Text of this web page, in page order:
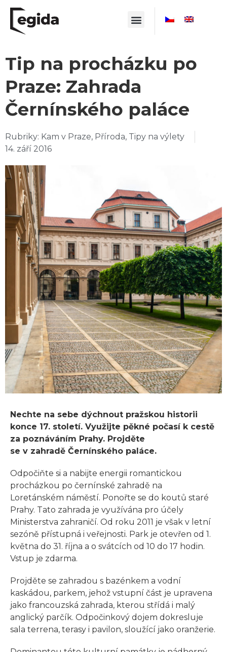
Tip na procházku po
Praze: Zahrada
Černínského paláce
Rubriky: Kam v Praze, Příroda, Tipy na výlety
14. září 2016
Nechte na sebe dýchnout pražskou historii
konce 17. století. Využijte pěkné počasí k cestě
za poznáváním Prahy. Projděte
se v zahradě Černínského paláce.
Odpočiňte si a nabijte energii romantickou
procházkou po černínské zahradě na
Loretánském náměstí. Ponořte se do koutů staré
Prahy. Tato zahrada je využívána pro účely
Ministerstva zahraničí. Od roku 2011 je však v letní
sezóně přístupná i veřejnosti. Park je otevřen od 1.
května do 31. října a o svátcích od 10 do 17 hodin.
Vstup je zdarma.
Projděte se zahradou s bazénkem a vodní
kaskádou, parkem, jehož vstupní část je upravena
jako francouzská zahrada, kterou střídá i malý
anglický parčík. Odpočinkový dojem dokresluje
sala terrena, terasy i pavilon, sloužící jako oranžerie.